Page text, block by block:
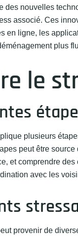
des nouvelles
associé. Ces
en ligne, les
plus
le
plusieurs
peut être
et comprendre
avec les
provenir de